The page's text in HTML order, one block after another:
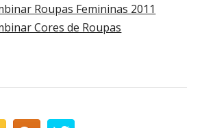
Roupas Femininas 2011
Cores de Roupas